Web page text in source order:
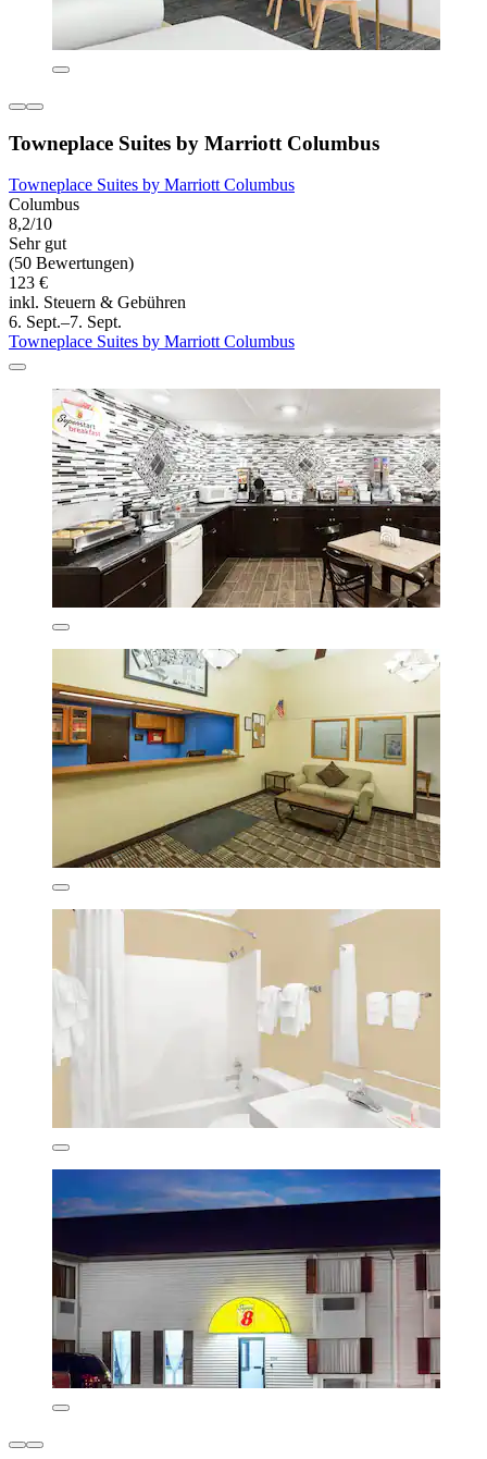
Towneplace Suites by Marriott Columbus
Towneplace Suites by Marriott Columbus
Columbus
8,2/10
Sehr gut
(50 Bewertungen)
123 €
inkl. Steuern & Gebühren
6. Sept.–7. Sept.
Towneplace Suites by Marriott Columbus